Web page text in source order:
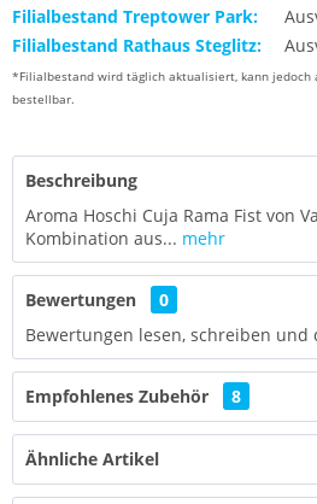
Filialbestand Treptower Park:
Filialbestand Rathaus Steglitz:
*Filialbestand wird täglich aktualisiert, kann
bestellbar.
Beschreibung
Aroma Hoschi Cuja Rama Fist von
Kombination aus... mehr
Bewertungen
0
Bewertungen lesen, schreiben und
Empfohlenes Zubehör 8
Ähnliche Artikel